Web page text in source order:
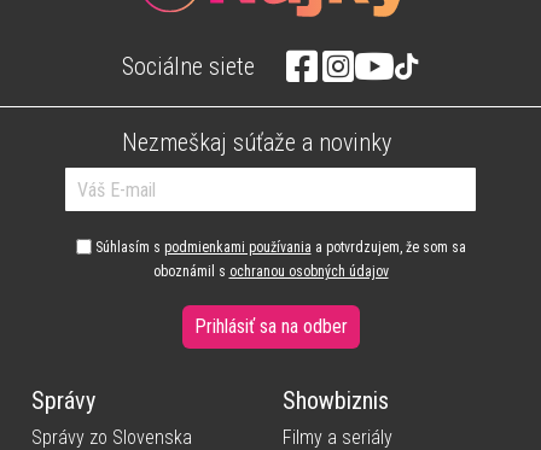
Sociálne siete
Nezmeškaj súťaže a novinky
Súhlasím s podmienkami používania a potvrdzujem, že som sa
oboznámil s ochranou osobných údajov
Prihlásiť sa na odber
Správy
Správy zo Slovenska
Showbiznis
Filmy a seriály